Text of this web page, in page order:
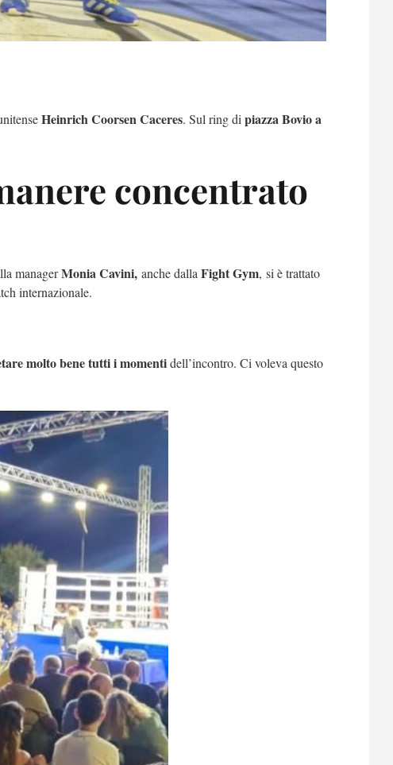
Heinrich Coorsen Caceres. Sul ring di piazza Bovio a
concentrato
managerMonia Cavini, anche dalla Fight Gym, si è trattato
internazionale.
molto bene tutti i momentidell’incontro. Ci voleva questo